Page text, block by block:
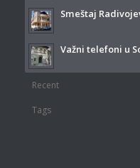
Smeštaj
Važni telefoni u
Recent
Tags